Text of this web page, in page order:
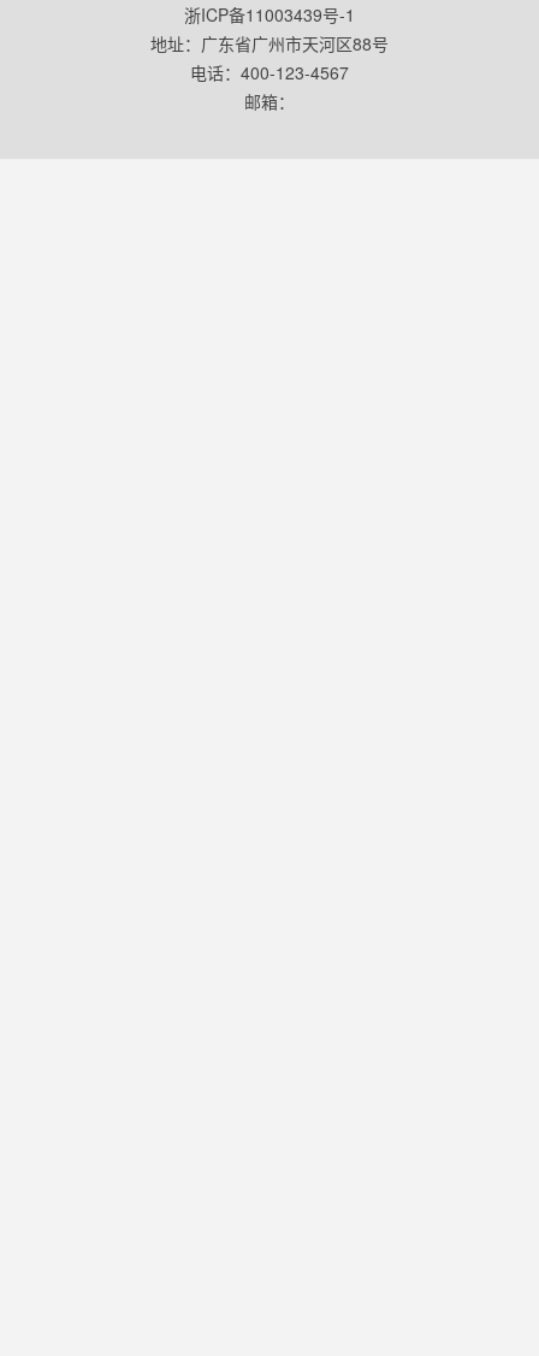
浙ICP备11003439号-1
地址：广东省广州市天河区88号
电话：400-123-4567
邮箱：